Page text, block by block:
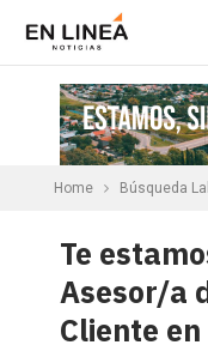
Home Búsqueda
Te
Asesor/a
Cliente